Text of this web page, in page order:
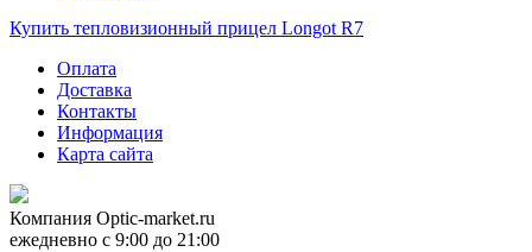
Купить тепловизионный прицел Longot R7
Оплата
Доставка
Контакты
Информация
Карта сайта
Компания Optic-market.ru
ежедневно с 9:00 до 21:00